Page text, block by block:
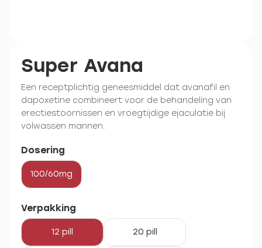
Super Avana
Een receptplichtig geneesmiddel dat avanafil en
dapoxetine combineert voor de behandeling van
erectiestoornissen en vroegtijdige ejaculatie bij
volwassen mannen.
Dosering
100/60mg
Verpakking
12 pill 20 pill